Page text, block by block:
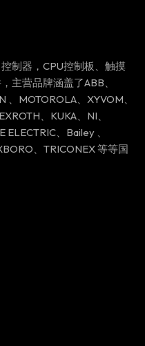
制器，CPU控制板、触摸
主营品牌涵盖了ABB、
、MOTOROLA、XYVOM、
、KUKA、NI、
、Bailey 、
、TRICONEX 等等国